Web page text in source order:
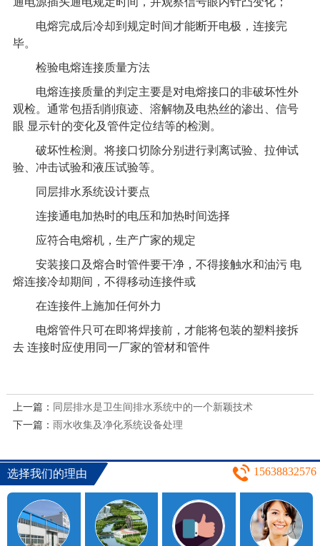
电熔完成后冷却到规定时间才能断开电极，连接完
毕。
检验电熔连接质量方法
电熔连接质量的判定主要是对电熔接口的非破坏性外
观检。通常包捂刮削痕迹、溶解物及电热丝的渗出、信号
眼 显示针的变化及管件定位结等的检测。
破坏性检测。将接口切除分别进行剥离试验、拉伸试
验、冲击试验和液压试验等。
同层排水系统设计要点
连接通电加热时的电压和加热时间选择
应符合电熔机，生产广家的规定
安装接口及熔合时管件要干净，不得接触水和油污 电
熔连接冷却期间，不得移动连接件或
在连接件上施加任何外力
电熔管件只可在即将焊接前，才能将包装的塑料接拆
去 连接时应使用同一厂家的管材和管件
上一篇： 同层排水是卫生间排水系统中的一个新颖技术
下一篇： 雨水收集及净化系统设备处理
选择我们的理由 15638832576